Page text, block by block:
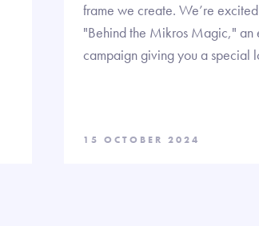
frame we create. We’re
"Behind the Mikros Magic," an
campaign giving you a special
15 OCTOBER 2024